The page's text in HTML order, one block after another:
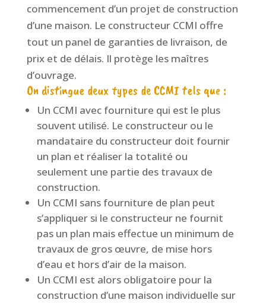
commencement d’un projet de construction
d’une maison. Le constructeur CCMI offre
tout un panel de garanties de livraison, de
prix et de délais. Il protège les maîtres
d’ouvrage.
On distingue deux types de CCMI tels que :
Un CCMI avec fourniture qui est le plus
souvent utilisé. Le constructeur ou le
mandataire du constructeur doit fournir
un plan et réaliser la totalité ou
seulement une partie des travaux de
construction.
Un CCMI sans fourniture de plan peut
s’appliquer si le constructeur ne fournit
pas un plan mais effectue un minimum de
travaux de gros œuvre, de mise hors
d’eau et hors d’air de la maison.
Un CCMI est alors obligatoire pour la
construction d’une maison individuelle sur